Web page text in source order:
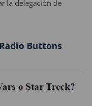
la delegación de
Buttons